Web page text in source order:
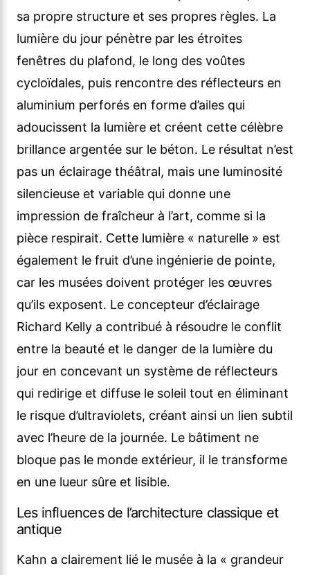
sa propre structure et ses propres règles. La
lumière du jour pénètre par les étroites
fenêtres du plafond, le long des voûtes
cycloïdales, puis rencontre des réflecteurs en
aluminium perforés en forme d’ailes qui
adoucissent la lumière et créent cette célèbre
brillance argentée sur le béton. Le résultat n’est
pas un éclairage théâtral, mais une luminosité
silencieuse et variable qui donne une
impression de fraîcheur à l’art, comme si la
pièce respirait. Cette lumière « naturelle » est
également le fruit d’une ingénierie de pointe,
car les musées doivent protéger les œuvres
qu’ils exposent. Le concepteur d’éclairage
Richard Kelly a contribué à résoudre le conflit
entre la beauté et le danger de la lumière du
jour en concevant un système de réflecteurs
qui redirige et diffuse le soleil tout en éliminant
le risque d’ultraviolets, créant ainsi un lien subtil
avec l’heure de la journée. Le bâtiment ne
bloque pas le monde extérieur, il le transforme
en une lueur sûre et lisible.
Les influences de l’architecture classique et
antique
Kahn a clairement lié le musée à la « grandeur